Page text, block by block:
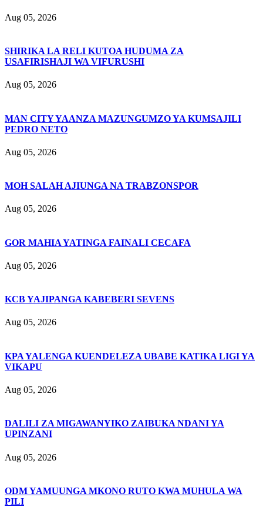
Aug 05, 2026
SHIRIKA LA RELI KUTOA HUDUMA ZA
USAFIRISHAJI WA VIFURUSHI
Aug 05, 2026
MAN CITY YAANZA MAZUNGUMZO YA KUMSAJILI
PEDRO NETO
Aug 05, 2026
MOH SALAH AJIUNGA NA TRABZONSPOR
Aug 05, 2026
GOR MAHIA YATINGA FAINALI CECAFA
Aug 05, 2026
KCB YAJIPANGA KABEBERI SEVENS
Aug 05, 2026
KPA YALENGA KUENDELEZA UBABE KATIKA LIGI YA
VIKAPU
Aug 05, 2026
DALILI ZA MIGAWANYIKO ZAIBUKA NDANI YA
UPINZANI
Aug 05, 2026
ODM YAMUUNGA MKONO RUTO KWA MUHULA WA
PILI